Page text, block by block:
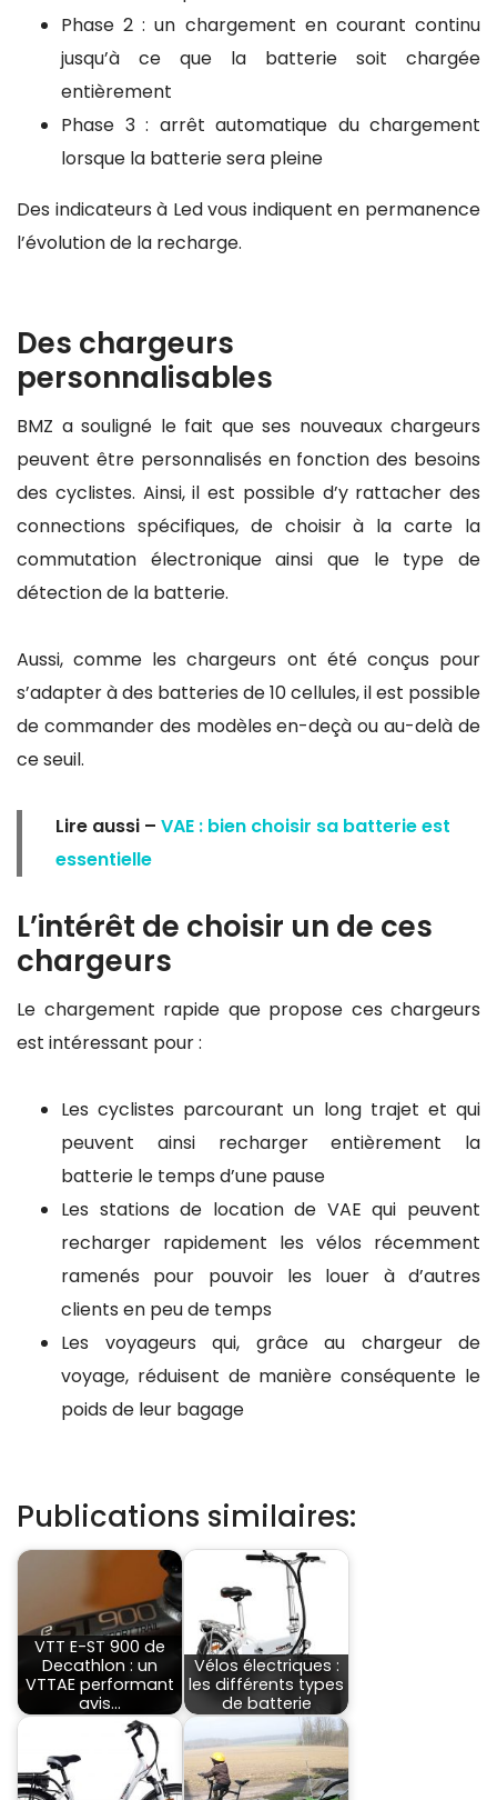
Phase 2 : un chargement en courant continu
jusqu’à ce que la batterie soit chargée
entièrement
Phase 3 : arrêt automatique du chargement
lorsque la batterie sera pleine
Des indicateurs à Led vous indiquent en permanence
l’évolution de la recharge.
Des chargeurs
personnalisables
BMZ a souligné le fait que ses nouveaux chargeurs
peuvent être personnalisés en fonction des besoins
des cyclistes. Ainsi, il est possible d’y rattacher des
connections spécifiques, de choisir à la carte la
commutation électronique ainsi que le type de
détection de la batterie.
Aussi, comme les chargeurs ont été conçus pour
s’adapter à des batteries de 10 cellules, il est possible
de commander des modèles en-deçà ou au-delà de
ce seuil.
Lire aussi – VAE : bien choisir sa batterie est
essentielle
L’intérêt de choisir un de ces
chargeurs
Le chargement rapide que propose ces chargeurs
est intéressant pour :
Les cyclistes parcourant un long trajet et qui
peuvent ainsi recharger entièrement la
batterie le temps d’une pause
Les stations de location de VAE qui peuvent
recharger rapidement les vélos récemment
ramenés pour pouvoir les louer à d’autres
clients en peu de temps
Les voyageurs qui, grâce au chargeur de
voyage, réduisent de manière conséquente le
poids de leur bagage
Publications similaires:
VTT E-ST 900 de
Decathlon : un
VTTAE performant
avis…
Vélos électriques :
les différents types
de batterie